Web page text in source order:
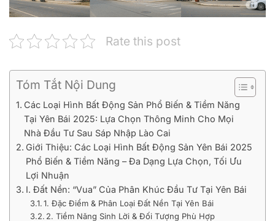
Rate this post
Tóm Tắt Nội Dung
Các Loại Hình Bất Động Sản Phổ Biến & Tiềm Năng
Tại Yên Bái 2025: Lựa Chọn Thông Minh Cho Mọi
Nhà Đầu Tư Sau Sáp Nhập Lào Cai
Giới Thiệu: Các Loại Hình Bất Động Sản Yên Bái 2025
Phổ Biến & Tiềm Năng – Đa Dạng Lựa Chọn, Tối Ưu
Lợi Nhuận
I. Đất Nền: “Vua” Của Phân Khúc Đầu Tư Tại Yên Bái
1. Đặc Điểm & Phân Loại Đất Nền Tại Yên Bái
2. Tiềm Năng Sinh Lời & Đối Tượng Phù Hợp